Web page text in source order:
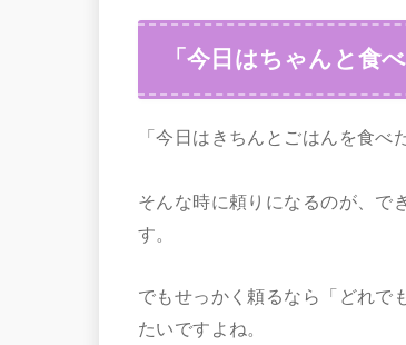
「今日はちゃんと食
「今日はきちんとごはんを食
そんな時に頼りになるのが、で
す。
でもせっかく頼るなら「どれで
たいですよね。